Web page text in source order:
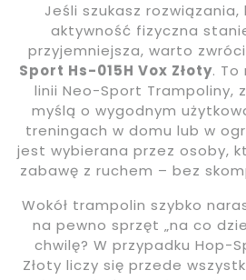
Jeśli szukasz
aktywność fizyczna
przyjemniejsza, warto
Sport Hs-015H Vox Złoty. To
linii Neo-Sport Trampoliny,
myślą o wygodnym
treningach w domu lub w
jest wybierana przez osoby,
zabawę z ruchem – bez
Wokół trampolin szybko
na pewno sprzęt „na co
chwilę? W przypadku Hop-
Złoty liczy się przede